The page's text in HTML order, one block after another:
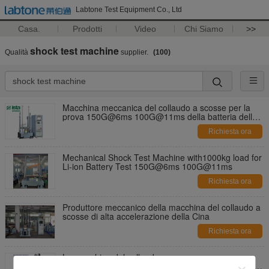
Labtone Test Equipment Co., Ltd
Casa. Prodotti Video Chi Siamo >>
Qualità shock test machine supplier. (100)
Macchina meccanica del collaudo a scosse per la
prova 150G@6ms 100G@11ms della batteria dello
Richiesta ora
Mechanical Shock Test Machine with1000kg load for
Li-ion Battery Test 150G@6ms 100G@11ms
Richiesta ora
Produttore meccanico della macchina del collaudo a
scosse di alta accelerazione della Cina
Richiesta ora
La macchina del collaudo a scosse con
l'amplificatore di massa doppio di scossa esegue il